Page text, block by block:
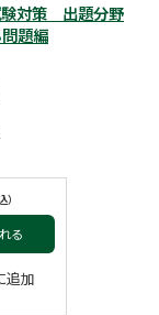
対策 出題分野
題編
る
追加